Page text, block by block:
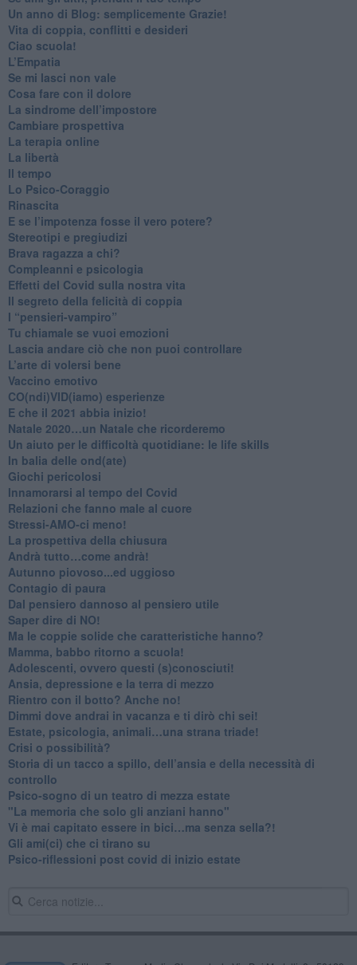
​Un anno di Blog: semplicemente Grazie!
​Vita di coppia, conflitti e desideri
​Ciao scuola!
​L’Empatia
​Se mi lasci non vale
Cosa fare con il dolore
​La sindrome dell’impostore
​Cambiare prospettiva
La terapia online
La libertà
​Il tempo
​Lo Psico-Coraggio
Rinascita
​E se l’impotenza fosse il vero potere?
Stereotipi e pregiudizi
​Brava ragazza a chi?
​Compleanni e psicologia
Effetti del Covid sulla nostra vita
Il segreto della felicità di coppia
​I “pensieri-vampiro”
​Tu chiamale se vuoi emozioni
​Lascia andare ciò che non puoi controllare
L’arte di volersi bene
​Vaccino emotivo
CO(ndi)VID(iamo) esperienze
​E che il 2021 abbia inizio!
​Natale 2020…un Natale che ricorderemo
Un aiuto per le difficoltà quotidiane: le life skills
​In balia delle ond(ate)
Giochi pericolosi
Innamorarsi al tempo del Covid
​Relazioni che fanno male al cuore
​Stressi-AMO-ci meno!
​La prospettiva della chiusura
​Andrà tutto…come andrà!
Autunno piovoso...ed uggioso
​Contagio di paura
​Dal pensiero dannoso al pensiero utile
​Saper dire di NO!
​Ma le coppie solide che caratteristiche hanno?
​Mamma, babbo ritorno a scuola!
Adolescenti, ovvero questi (s)conosciuti!
Ansia, depressione e la terra di mezzo
​Rientro con il botto? Anche no!
Dimmi dove andrai in vacanza e ti dirò chi sei!
​Estate, psicologia, animali…una strana triade!
​Crisi o possibilità?
​Storia di un tacco a spillo, dell’ansia e della necessità di
controllo
​Psico-sogno di un teatro di mezza estate
"La memoria che solo gli anziani hanno"
​Vi è mai capitato essere in bici…ma senza sella?!
​Gli ami(ci) che ci tirano su
Psico-riflessioni post covid di inizio estate